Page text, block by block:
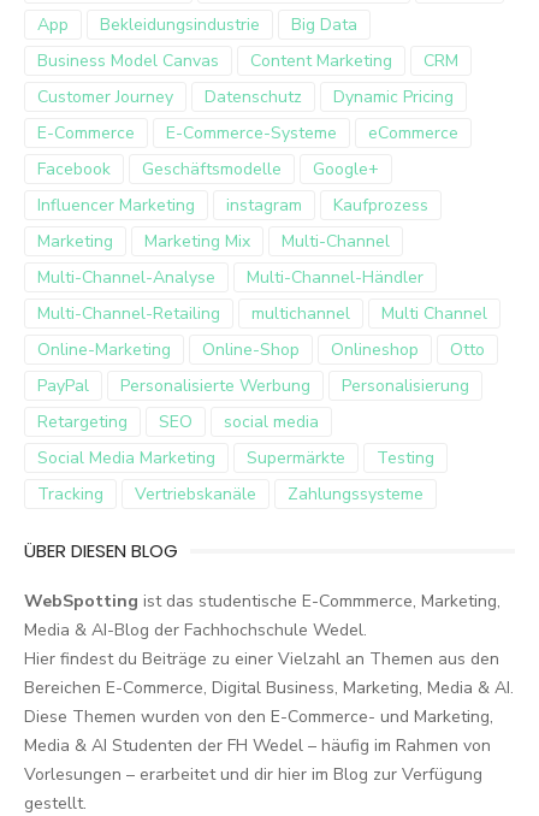
App Bekleidungsindustrie
Big Data
Business Model Canvas
Content Marketing
CRM
Customer Journey
Datenschutz
Dynamic Pricing
E-Commerce
E-Commerce-Systeme
eCommerce
Facebook
Geschäftsmodelle
Google+
Influencer Marketing
instagram
Kaufprozess
Marketing
Marketing Mix
Multi-Channel
Multi-Channel-Analyse
Multi-Channel-Händler
Multi-Channel-Retailing
multichannel
Multi Channel
Online-Marketing
Online-Shop Onlineshop
Otto
PayPal
Personalisierte Werbung
Personalisierung
Retargeting
SEO
social media
Social Media Marketing
Supermärkte
Testing
Tracking
Vertriebskanäle Zahlungssysteme
ÜBER DIESEN BLOG
WebSpotting ist das studentische E-Commmerce, Marketing,
Media & AI-Blog der Fachhochschule Wedel.
Hier findest du Beiträge zu einer Vielzahl an Themen aus den
Bereichen E-Commerce, Digital Business, Marketing, Media & AI.
Diese Themen wurden von den E-Commerce- und Marketing,
Media & AI Studenten der FH Wedel – häufig im Rahmen von
Vorlesungen – erarbeitet und dir hier im Blog zur Verfügung
gestellt.